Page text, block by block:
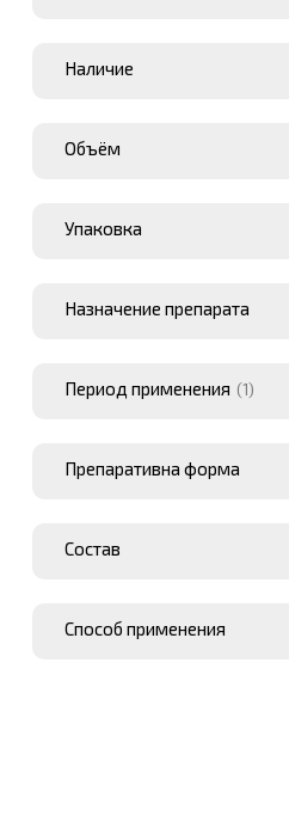
Наличие
Объём
Упаковка
Назначение препарата
Период применения (1)
Препаративна форма
Состав
Способ применения